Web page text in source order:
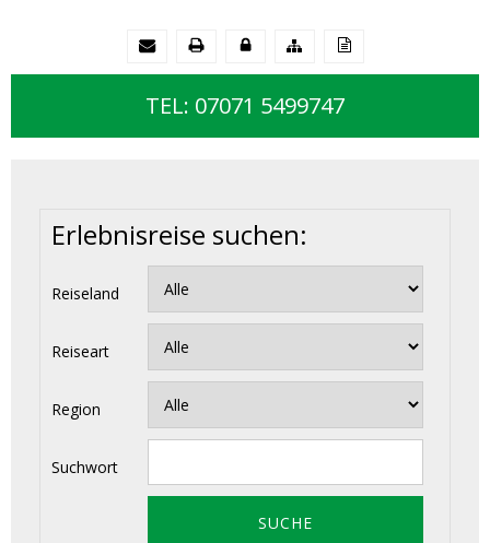
TEL: 07071 5499747
Erlebnisreise suchen:
Reiseland
Reiseart
Region
Suchwort